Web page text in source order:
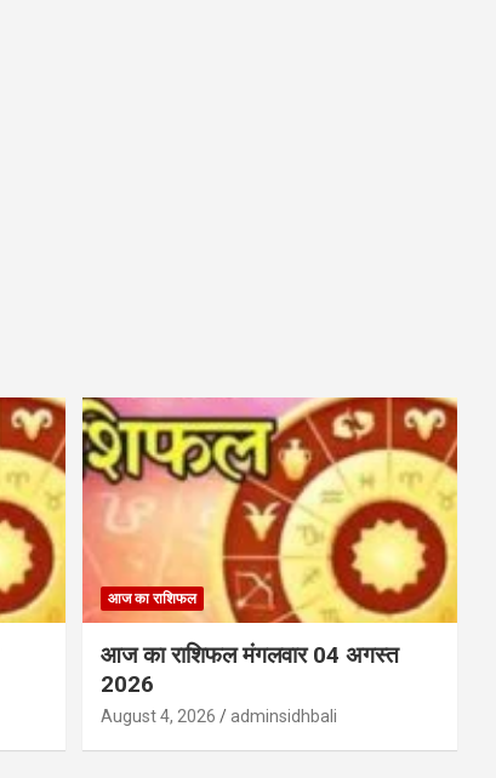
आज का राशिफल
आज का राशिफल मंगलवार 04 अगस्त
2026
August 4, 2026 adminsidhbali